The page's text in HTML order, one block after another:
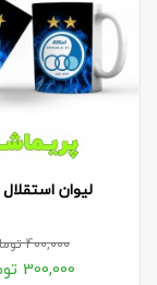
لیوان
400,000
300,000